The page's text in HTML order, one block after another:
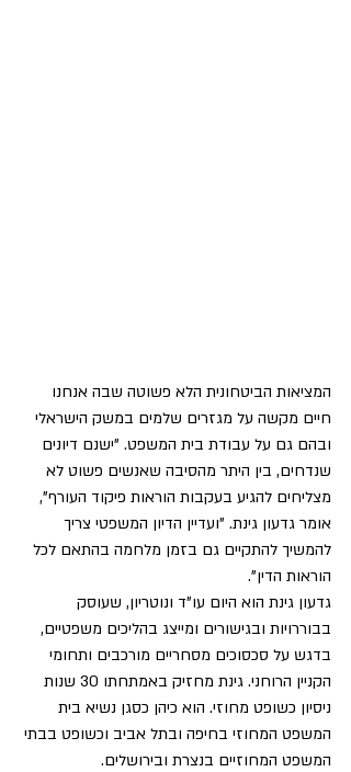
המציאות הביטחונית הלא פשוטה שבה אנחנו
חיים מקשה על מגזרים שלמים במשק הישראלי
ובהם גם על עבודת בית המשפט. "ישנם דיונים
שנדחים, בין היתר מהסיבה שאנשים פשוט לא
מצליחים להגיע בעקבות הוראות פיקוד העורף",
אומר גדעון גינת. "ועדיין הדיון המשפטי צריך
להמשיך להתקיים גם בזמן מלחמה בהתאם לכל
הוראות הדין".
גדעון גינת הוא היום עו"ד ונוטריון, שעוסק
בבוררויות ובגישורים ומייצג בהליכים משפטיים,
בדגש על סכסוכים מסחריים מורכבים ותחומי
הקניין הרוחני. גינת מחזיק באמתחתו 30 שנות
ניסיון כשופט מחוזי. הוא כיהן כסגן נשיא בית
המשפט המחוזי בחיפה ובתל אביב וכשופט בבתי
המשפט המחוזיים בנצרת ובירושלים.